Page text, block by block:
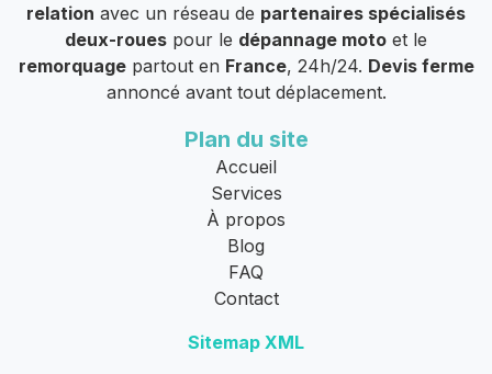
relation avec un réseau de partenaires spécialisés
deux-roues pour le dépannage moto et le
remorquagepartout en France, 24h/24. Devis ferme
annoncé avant tout déplacement.
Plan du site
Accueil
Services
À propos
Blog
FAQ
Contact
Sitemap XML